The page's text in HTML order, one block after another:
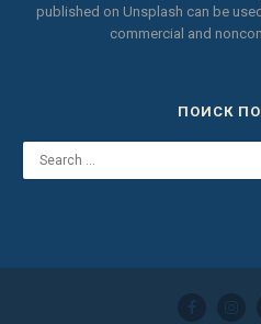
published on Unsplash can be
commercial and
ПОИСК